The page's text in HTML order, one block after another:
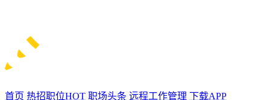
首页 热招职位HOT 职场头条 远程工作管理 下载APP